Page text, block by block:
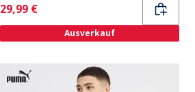
Current
29,99 €
Ausverkauf